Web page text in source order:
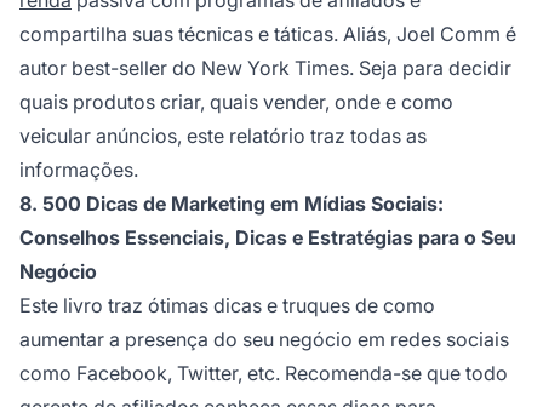
compartilha suas técnicas e táticas. Aliás, Joel Comm é
autor best-seller do New York Times. Seja para decidir
quais produtos criar, quais vender, onde e como
veicular anúncios, este relatório traz todas as
informações.
8. 500 Dicas de Marketing em Mídias Sociais:
Conselhos Essenciais, Dicas e Estratégias para o Seu
Negócio
Este livro traz ótimas dicas e truques de como
aumentar a presença do seu negócio em redes sociais
como Facebook, Twitter, etc. Recomenda-se que todo